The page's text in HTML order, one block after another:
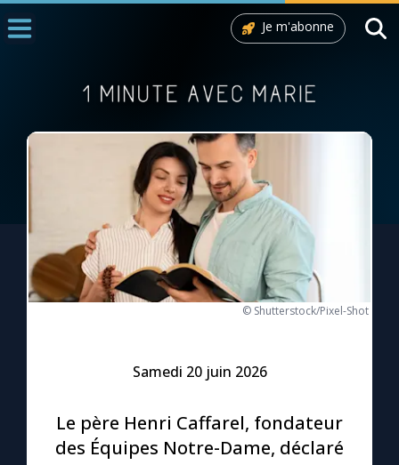
1000 Raisons de Croire
L'actualité de la semaine
La chaîne Youtube
Le compte Tiktok
Je m'abonne
© Shutterstock/Pixel-Shot
Samedi 20 juin 2026
Le père Henri Caffarel, fondateur
des Équipes Notre-Dame, déclaré